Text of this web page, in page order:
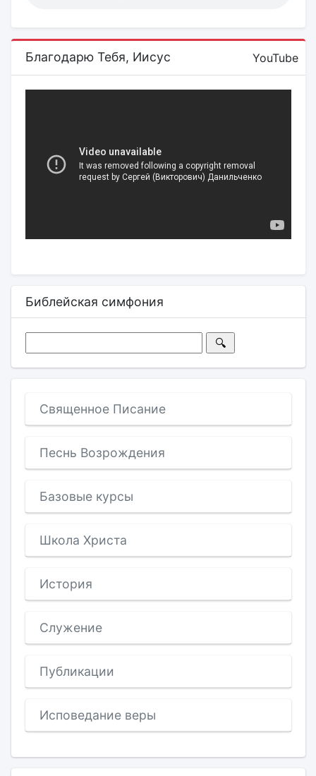
Благодарю Тебя, Иисус YouTube
Библейская симфония
Священное Писание
Песнь Возрождения
Базовые курсы
Школа Христа
История
Служение
Публикации
Исповедание веры